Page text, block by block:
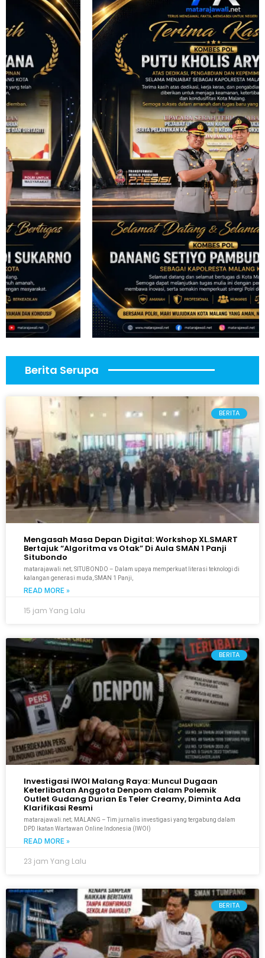
Berita Serupa
BERITA
Mengasah Masa Depan Digital: Workshop XL.SMART
Bertajuk “Algoritma vs Otak” Di Aula SMAN 1 Panji
Situbondo
matarajawali.net; SITUBONDO – Dalam upaya memperkuat literasi teknologi di
kalangan generasi muda, SMAN 1 Panji,
READ MORE »
15 jam Yang Lalu
BERITA
Investigasi IWOI Malang Raya: Muncul Dugaan
Keterlibatan Anggota Denpom dalam Polemik
Outlet Gudang Durian Es Teler Creamy, Diminta Ada
Klarifikasi Resmi
matarajawali.net; MALANG – Tim jurnalis investigasi yang tergabung dalam
DPD Ikatan Wartawan Online Indonesia (IWOI)
READ MORE »
23 jam Yang Lalu
BERITA